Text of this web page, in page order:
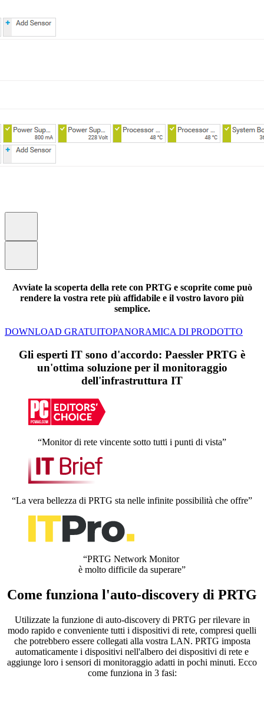
Avviate la scoperta della rete con PRTG e scoprite come può
rendere la vostra rete più affidabile e il vostro lavoro più
semplice.
DOWNLOAD GRATUITOPANORAMICA DI PRODOTTO
Gli esperti IT sono d'accordo: Paessler PRTG è
un'ottima soluzione per il monitoraggio
dell'infrastruttura IT
“Monitor di rete vincente sotto tutti i punti di vista”
“La vera bellezza di PRTG sta nelle infinite possibilità che offre”
“PRTG Network Monitor
è molto difficile da superare”
Come funziona l'auto-discovery di PRTG
Utilizzate la funzione di auto-discovery di PRTG per rilevare in
modo rapido e conveniente tutti i dispositivi di rete, compresi quelli
che potrebbero essere collegati alla vostra LAN. PRTG imposta
automaticamente i dispositivi nell'albero dei dispositivi di rete e
aggiunge loro i sensori di monitoraggio adatti in pochi minuti. Ecco
come funziona in 3 fasi: